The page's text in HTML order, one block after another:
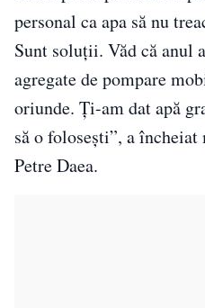
personal ca apa să nu
Sunt soluții. Văd că anul
agregate de pompare
oriunde. Ți-am dat apă
să o folosești”, a
Petre Daea.